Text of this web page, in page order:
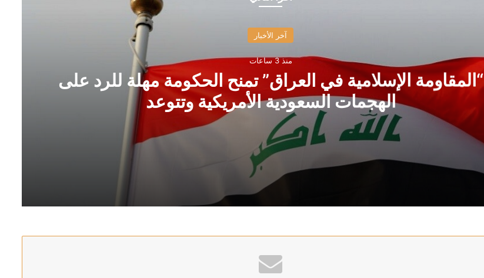
آخر الأخبار
منذ 3 ساعات
“المقاومة الإسلامية في العراق” تمنح الحكومة مهلة للرد على
الهجمات السعودية الأمريكية وتتوعد
منذ 3 ساعات
“المقاومة الإسلامية في العراق” تمنح الحكومة مهلة للرد على الهجمات السعودية الأمريكية وتتوعد